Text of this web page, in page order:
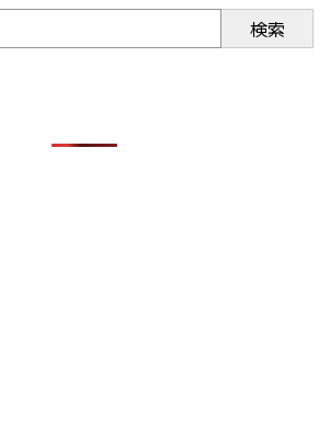
検索